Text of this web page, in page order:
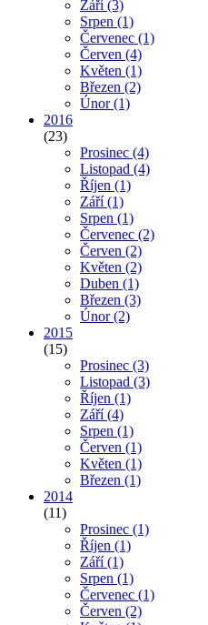
Září(3)
Srpen (1)
Červenec (1)
Červen (4)
Květen (1)
Březen (2)
Únor(1)
2016
(23)
Prosinec (4)
Listopad (4)
Říjen (1)
Září(1)
Srpen (1)
Červenec (2)
Červen (2)
Květen (2)
Duben (1)
Březen (3)
Únor(2)
2015
(15)
Prosinec (3)
Listopad (3)
Říjen (1)
Září(4)
Srpen (1)
Červen (1)
Květen (1)
Březen (1)
2014
(11)
Prosinec (1)
Říjen (1)
Září(1)
Srpen (1)
Červenec (1)
Červen (2)